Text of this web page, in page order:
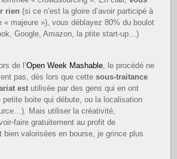
rien (si ce n’est la gloire d’avoir participé à
« majeure »), vous déblayez 80% du boulot
Google, Amazon, la ptite start-up…)
de l’Open Week Mashable, le procédé ne
pas, dès lors que cettesous-traitance
est utilisée par des gens qui en ont
petite boite qui débute, ou la localisation
Mais utiliser la créativité,
faire gratuitement au profit de
bien valorisées en bourse, je grince plus